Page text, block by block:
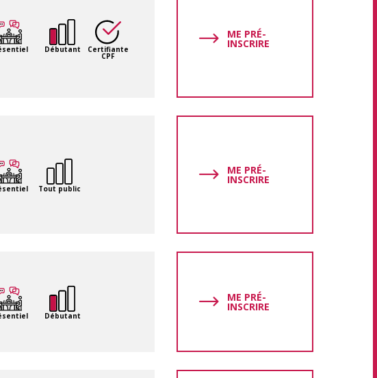
Débutant Certifiante
CPF
ME PRÉ-
INSCRIRE
Tout public
ME PRÉ-
INSCRIRE
Débutant
ME PRÉ-
INSCRIRE